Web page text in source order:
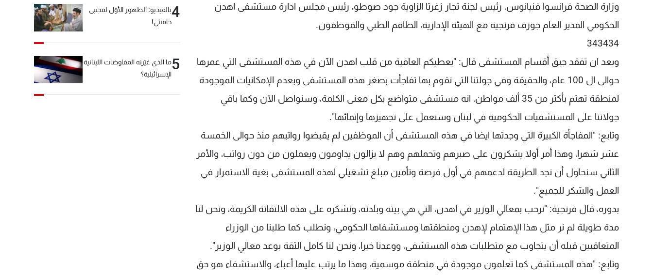
وزارة الصحة فرانسوا فنيانوس، رئيس لجنة تجار زغرتا الزاوية جود صوطو، رئيس مجلس ادارة مستشفى اهدن
الحكومي المدير العام جوزف فرنجية مع الهيئة الإدارية، الطاقم الطبي والموظفون.
343434
وبعد ان تفقد جبق أقسام المستشفى قال: "يعطيكم العافية من قلب اهدن الآن في هذه المستشفى التي عمرها
حوالى ال 100 عام، والحقيقة وفي جولتنا التي نقوم بها تفاجأت بصغر هذه المستشفى وبعدم الإمكانيات الموجودة
لمنطقة تهتم بأكثر من 35 ألف مواطن، انه مستشفى متواضع بكل معنى الكلمة، وسنواصل الآن وكما باقي
جولاتنا على المستشفيات الحكومية في لبنان وسنعمل على تجهيزها وإنمائها".
وتابع: "المفاجأة الكبيرة التي وجدتها ايضا في هذه المستشفى أن الموظفين لم يقبضوا رواتبهم منذ حوالى الخمسة
عشر شهرا، وهذا أمر أولا يشكرون على صبرهم وتحملهم وهم لا يزالون يداومون ويعملون من دون رواتب، والأمر
الثاني سنحاول أن نجد الطريقة لدعمهم في أول فرصة وتأمين مبلغ تشغيلي لهذه المستشفى بغية الاستمرار في
العمل والشكر للجميع".
بدوره، قال فرنجية: "نرحب بمعالي الوزير في اهدن، التي هي بيته وبلدته، ونشكره على هذه الالتفاتة الكريمة، ونحن لنا
مدة طويلة لم نر مثل هذا الإهتمام لإهدن ومنطقتها ومستشفاها الحكومي، ونطلب كما طلبنا من الوزراء
المتعاقبين قبله أن يتجاوب مع متطلبات هذه المستشفى، ووعدنا خيرا، ونحن لنا كامل الثقة بوعد معالي الوزير".
وتابع: "هذه المستشفى كما تعلمون موجودة في منطقة موسمية، وهذا ما يرتب عليها أعباء، والاستشفاء هو حق
4بالفيديو: الظهور الأوّل لمجتبى
خامنئي!
5ما الذي غيّرته المفاوضات اللبنانية
الإسرائيلية؟